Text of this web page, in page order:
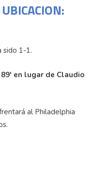
sido 1-1.
en lugar de Claudio
al Philadelphia